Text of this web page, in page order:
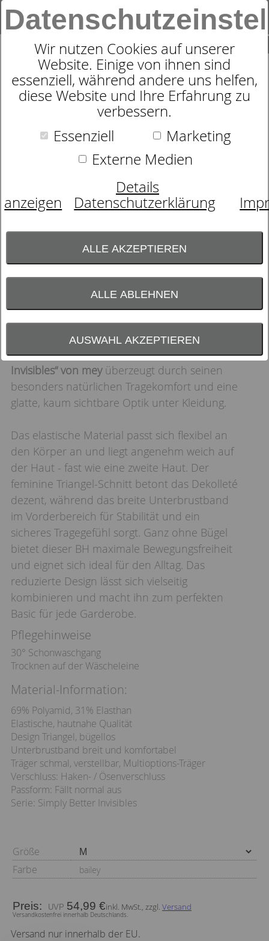
Wir nutzen Cookies auf unserer
Website. Einige von ihnen sind
essenziell, während andere uns helfen,
diese Website und Ihre Erfahrung zu
verbessern.
Essenziell
Marketing
Externe Medien
Details
anzeigen
Datenschutzerklärung
ALLE AKZEPTIEREN
ALLE ABLEHNEN
AUSWAHL AKZEPTIEREN
SUCHE
0
TRIANGLE-BH SIMPLY BETTER
INVISIBLES, BÜGELLOS, BAILEY,
1150030
DerTriangle-BH aus der Serie „Simply Better
Invisibles“ von meyüberzeugt durch seinen
besonders natürlichen Tragekomfort und eine
glatte, kaum sichtbare Optik unter Kleidung.
Das elastische Material passt sich flexibel an
den Körper an und liegt angenehm weich auf
der Haut - fast wie eine zweite Haut. Der
feminine Triangel-Schnitt betont das Dekolleté
dezent, während das breite Unterbrustband
im Vorderbereich für Stabilität und ein
sicheres Tragegefühl sorgt. Ganz ohne Bügel
bietet dieser BH maximale Bewegungsfreiheit
und eignet sich ideal für den Alltag. Das
reduzierte Design lässt sich vielseitig
kombinieren und macht ihn zum perfekten
Basic für jede Garderobe.
Pflegehinweise
30° Schonwaschgang
Trocknen auf der Wäscheleine
Material-Information:
69% Polyamid, 31% Elasthan
Elastische, hautnahe Qualität
Design Triangel, bügellos
Unterbrustband breit und komfortabel
Träger schmal, verstellbar, Multioptions-Träger
Verschluss: Haken- / Ösenverschluss
Passform: Fällt normal aus
Serie: Simply Better Invisibles
Größe
Farbe
bailey
Preis: 54,99 €inkl. MwSt., zzgl. Versand
Versandkostenfrei innerhalb Deutschlands.
Versand nur innerhalb der EU.